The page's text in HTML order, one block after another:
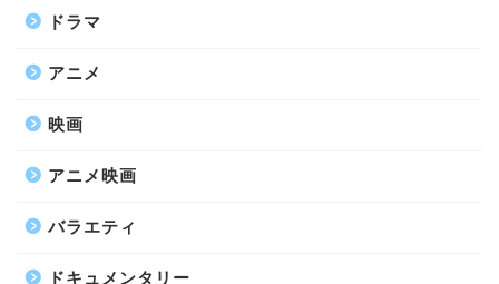
ドラマ
アニメ
映画
アニメ映画
バラエティ
ドキュメンタリー